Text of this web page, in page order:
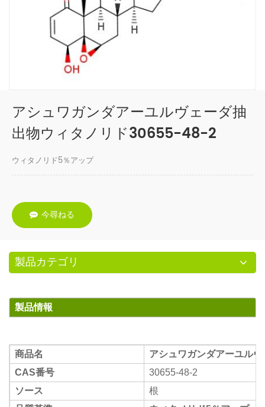
アシュワガンダアーユルヴェーダ抽
出物ウィタノリド30655-48-2
ウィタノリド5％アップ
今尋ねる
製品カテゴリ
製品情報
商品名
アシュワガンダアーユル
CAS番号
30655-48-2
ソース
根